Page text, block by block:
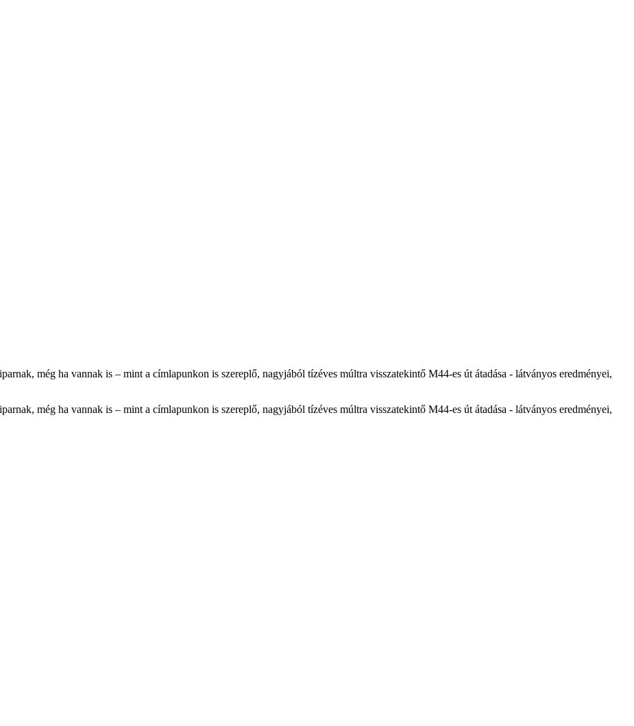
még ha vannak is – mint a címlapunkon is szereplő, nagyjából tízéves múltra visszatekintő M44-es út átadása - látványos eredményei,
még ha vannak is – mint a címlapunkon is szereplő, nagyjából tízéves múltra visszatekintő M44-es út átadása - látványos eredményei,